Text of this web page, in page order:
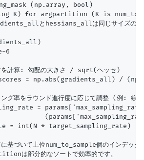
(np.array, bool)
K) for argpartition (K is
とhessians_allは同じサイズの配
6
計算: 勾配の大きさ / sqrt(ヘッセ)
= np.abs(gradients_all) /
グ率をラウンド進行度に応じて調整 (例: 線
=
= int(N * target_sampling_rate)
基づいて上位num_to_sample個のインデック
は部分的なソートで効率的です。